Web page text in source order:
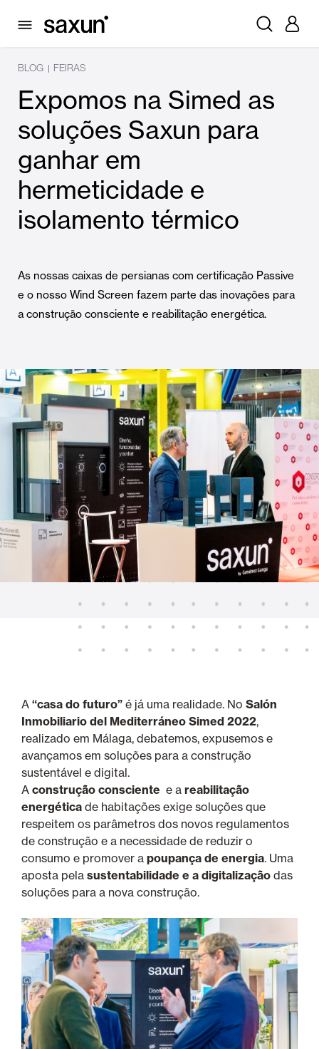
BLOG | FEIRAS
Expomos na Simed as
soluções Saxun para
ganhar em
hermeticidade e
isolamento térmico
As nossas caixas de persianas com certificação Passive
e o nosso Wind Screen fazem parte das inovações para
a construção consciente e reabilitação energética.
A “casa do futuro” é já uma realidade. No Salón
Inmobiliario del Mediterráneo Simed 2022,
realizado em Málaga, debatemos, expusemos e
avançamos em soluções para a construção
sustentável e digital.
A construção consciente e a reabilitação
energética de habitações exige soluções que
respeitem os parâmetros dos novos regulamentos
de construção e a necessidade de reduzir o
consumo e promover a poupança de energia. Uma
aposta pela sustentabilidade e a digitalização das
soluções para a nova construção.